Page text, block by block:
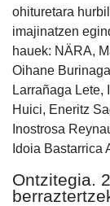
ohituretara
imajinatzen
hauek: NÄRA,
Oihane
Larrañaga Lete,
Huici, Eneritz
Inostrosa
Idoia Bastarrica
Ontzitegia.